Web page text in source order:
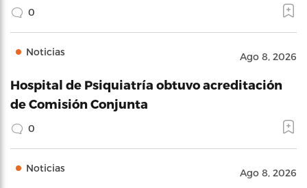
0
Noticias Ago 8, 2026
Hospital de Psiquiatría obtuvo acreditación
de Comisión Conjunta
0
Noticias Ago 8, 2026